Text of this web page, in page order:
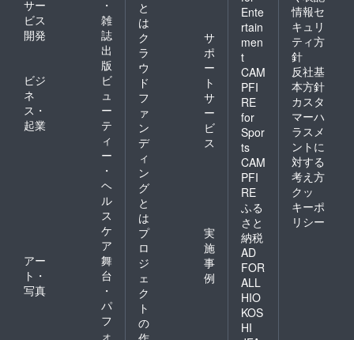
サー
ビス
開発
・
雑
誌
出
版
ビジ
ネ
ス・
起業
ビ
ュ
ー
テ
ィ
ー
・
ヘ
ル
ス
ケ
ア
アー
ト・
写真
舞
台
・
パ
フ
ォ
と
は
ク
ラ
ウ
ド
フ
ァ
ン
デ
ィ
ン
グ
と
は
サ
ポ
ー
ト
サ
ー
ビ
ス
プ
ロ
ジ
ェ
ク
ト
の
実
施
事
例
Ente
rtain
men
t
CAM
PFI
RE
for
Spor
ts
CAM
PFI
RE
ふる
さと
納税
AD
FOR
ALL
HIO
KOS
HI
情報セ
キュリ
ティ方
針
反社基
本方針
カスタ
マーハ
ラスメ
ントに
対する
考え方
クッ
キーポ
リシー